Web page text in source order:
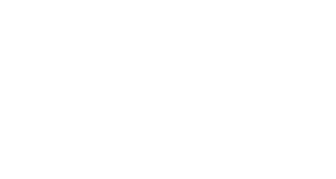
из мультиков, детские клипы, интересные факты о